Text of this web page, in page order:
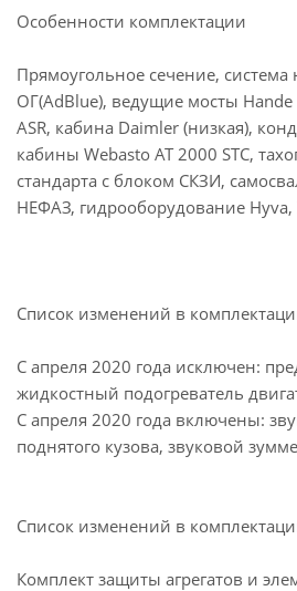
Особенности комплектации
Прямоугольное сечение, система
ОГ(AdBlue), ведущие мосты
ASR, кабина Daimler (низкая),
кабины Webasto AT 2000 STC,
стандарта с блоком СКЗИ,
НЕФАЗ, гидрооборудование
Список изменений в
С апреля 2020 года исключен:
жидкостный подогреватель
С апреля 2020 года включены:
поднятого кузова, звуковой
Список изменений в
Комплект защиты агрегатов и